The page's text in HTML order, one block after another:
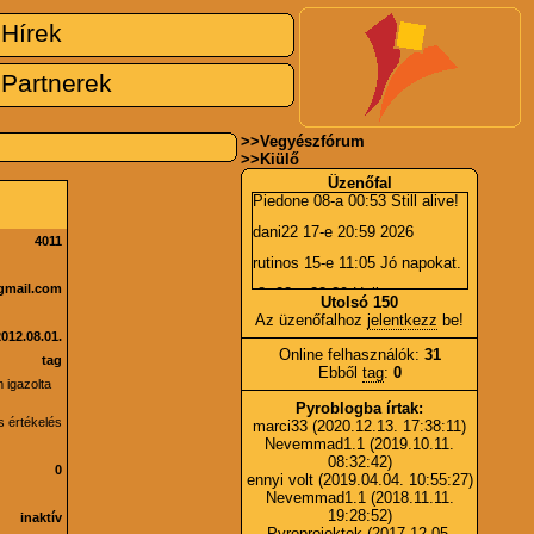
Hírek
Partnerek
4011
tag
igazolta
értékelés
0
inaktív
>>Vegyészfórum
>> Kiülő
Üzenőfal
Piedone08-a 00:53 Still alive!
dani2217-e 20:59 2026
rutinos 15-e 11:05 Jó napokat.
r8r23-a 23:30 Hall
Piedone06-a 15:36 BÚÉK!
01-e 21:44 Boldog Új Évet!
johncutter24-e 05:28 -?*!
johncutter24-e 05:27 És
tényleg?
23-a 23:11 Újra online
:).
07-e 08:49 Kérdezni,
segítséget kérni pyro témában
Utolsó 150
Az üzenőfalhoz jelentkezz be!
Online felhasználók: 31
Ebből tag: 0
Pyroblogba írtak:
marci33 (2020.12.13. 17:38:11)
Nevemmad1.1 (2019.10.11.
08:32:42)
ennyi volt (2019.04.04. 10:55:27)
Nevemmad1.1 (2018.11.11.
19:28:52)